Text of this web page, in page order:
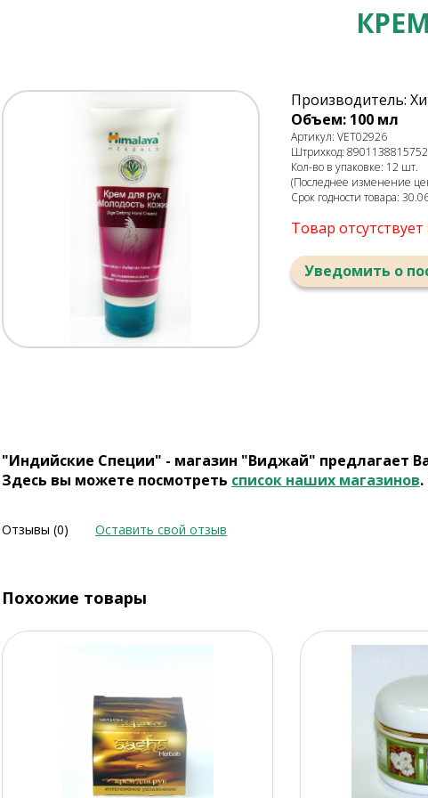
Производитель:
Объем: 100 мл
Артикул: VET02926
Штрихкод: 8901138815752
Кол-во в упаковке: 12 шт.
(Последнее изменение
Срок годности товара:
Товар
Уведомить о
"Индийские Специи" - магазин "Виджай" предлагает
Здесь вы можете посмотреть список наших магазинов
Отзывы (0) Оставить свой отзыв
Похожие товары